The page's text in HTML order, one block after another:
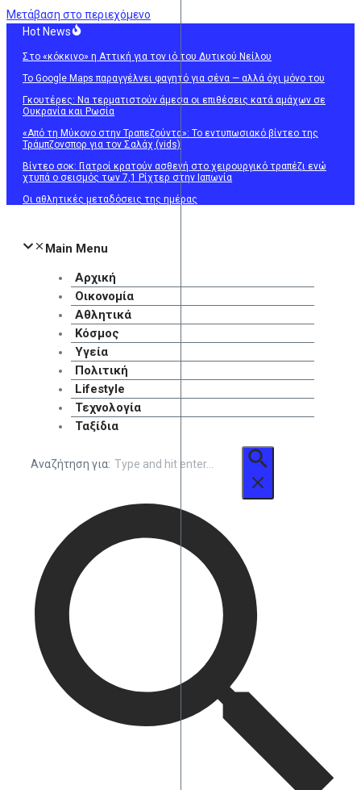
Μετάβαση στο περιεχόμενο
Hot News
Στο «κόκκινο» η Αττική για τον ιό του Δυτικού Νείλου
Το Google Maps παραγγέλνει φαγητό για σένα — αλλά όχι μόνο του
Γκουτέρες: Να τερματιστούν άμεσα οι επιθέσεις κατά αμάχων σε
Ουκρανία και Ρωσία
«Από τη Μύκονο στην Τραπεζούντα»: Το εντυπωσιακό βίντεο της
Τράμπζονσπορ για τον Σαλάχ (vids)
Βίντεο σοκ: Γιατροί κρατούν ασθενή στο χειρουργικό τραπέζι ενώ
χτυπά ο σεισμός των 7,1 Ρίχτερ στην Ιαπωνία
Οι αθλητικές μεταδόσεις της ημέρας
Main Menu
Αρχική
Οικονομία
Αθλητικά
Κόσμος
Υγεία
Πολιτική
Lifestyle
Τεχνολογία
Ταξίδια
Αναζήτηση για: